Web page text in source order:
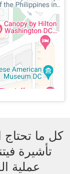
كل ما
تأشيرة
عملية